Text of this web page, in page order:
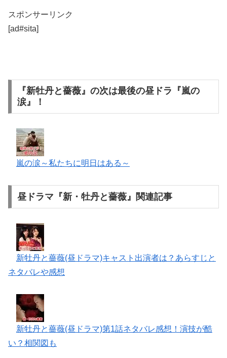
スポンサーリンク
[ad#sita]
『新牡丹と薔薇』の次は最後の昼ドラ『嵐の
涙』！
嵐の涙～私たちに明日はある～
昼ドラマ『新・牡丹と薔薇』関連記事
新牡丹と薔薇(昼ドラマ)キャスト出演者は？あらすじと
ネタバレや感想
新牡丹と薔薇(昼ドラマ)第1話ネタバレ感想！演技が酷
い？相関図も